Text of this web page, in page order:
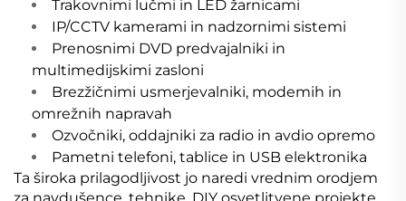
Trakovnimi lučmi in LED žarnicami
IP/CCTV kamerami in nadzornimi sistemi
Prenosnimi DVD predvajalniki in
multimedijskimi zasloni
Brezžičnimi usmerjevalniki, modemih in
omrežnih napravah
Ozvočniki, oddajniki za radio in avdio opremo
Pametni telefoni, tablice in USB elektronika
Ta široka prilagodljivost jo naredi vrednim orodjem